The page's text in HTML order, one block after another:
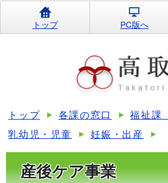
トップ PC版へ
トップ 各課の窓口
福祉課
乳幼児・児童
妊娠・出産
産後ケア事業